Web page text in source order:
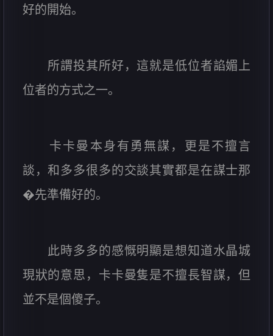
好的開始。
所謂投其所好，這就是低位者諂媚上
位者的方式之一。
卡卡曼本身有勇無謀，更是不擅言
談，和多多很多的交談其實都是在謀士那
�先準備好的。
此時多多的感慨明顯是想知道水晶城
現狀的意思，卡卡曼隻是不擅長智謀，但
並不是個傻子。